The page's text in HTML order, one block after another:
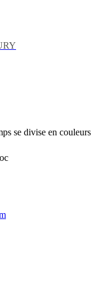
se divise en couleurs